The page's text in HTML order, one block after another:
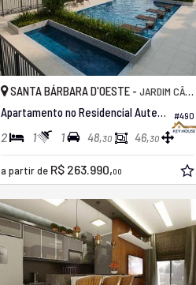
#490
SANTA BÁRBARA D'OESTE - JARDIM CÂNDIDO BERTINI
Apartamento no Residencial Autenticità
2 1 1 48,30 46,30
a partir de R$ 263.990,00